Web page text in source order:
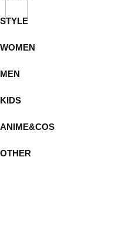
STYLE
WOMEN
MEN
KIDS
ANIME&COS
OTHER